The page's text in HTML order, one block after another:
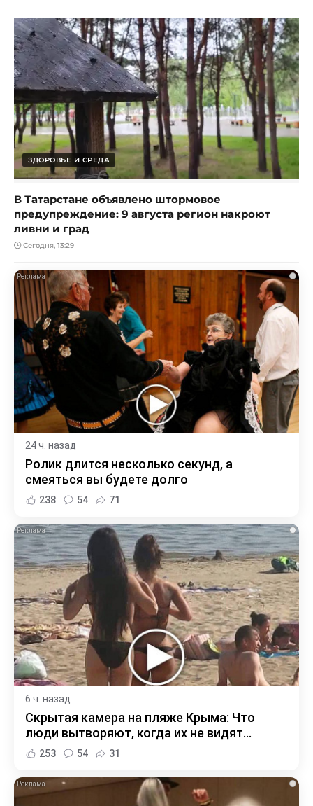
ЗДОРОВЬЕ И СРЕДА
В Татарстане объявлено штормовое
предупреждение: 9 августа регион накроют
ливни и град
Сегодня, 13:29
i
24 ч. назад
Ролик длится несколько секунд, а
смеяться вы будете долго
238 54 71
i
6 ч. назад
Скрытая камера на пляже Крыма: Что
люди вытворяют, когда их не видят...
253 54 31
i